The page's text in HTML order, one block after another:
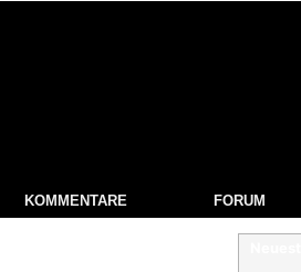
KOMMENTARE FORUM